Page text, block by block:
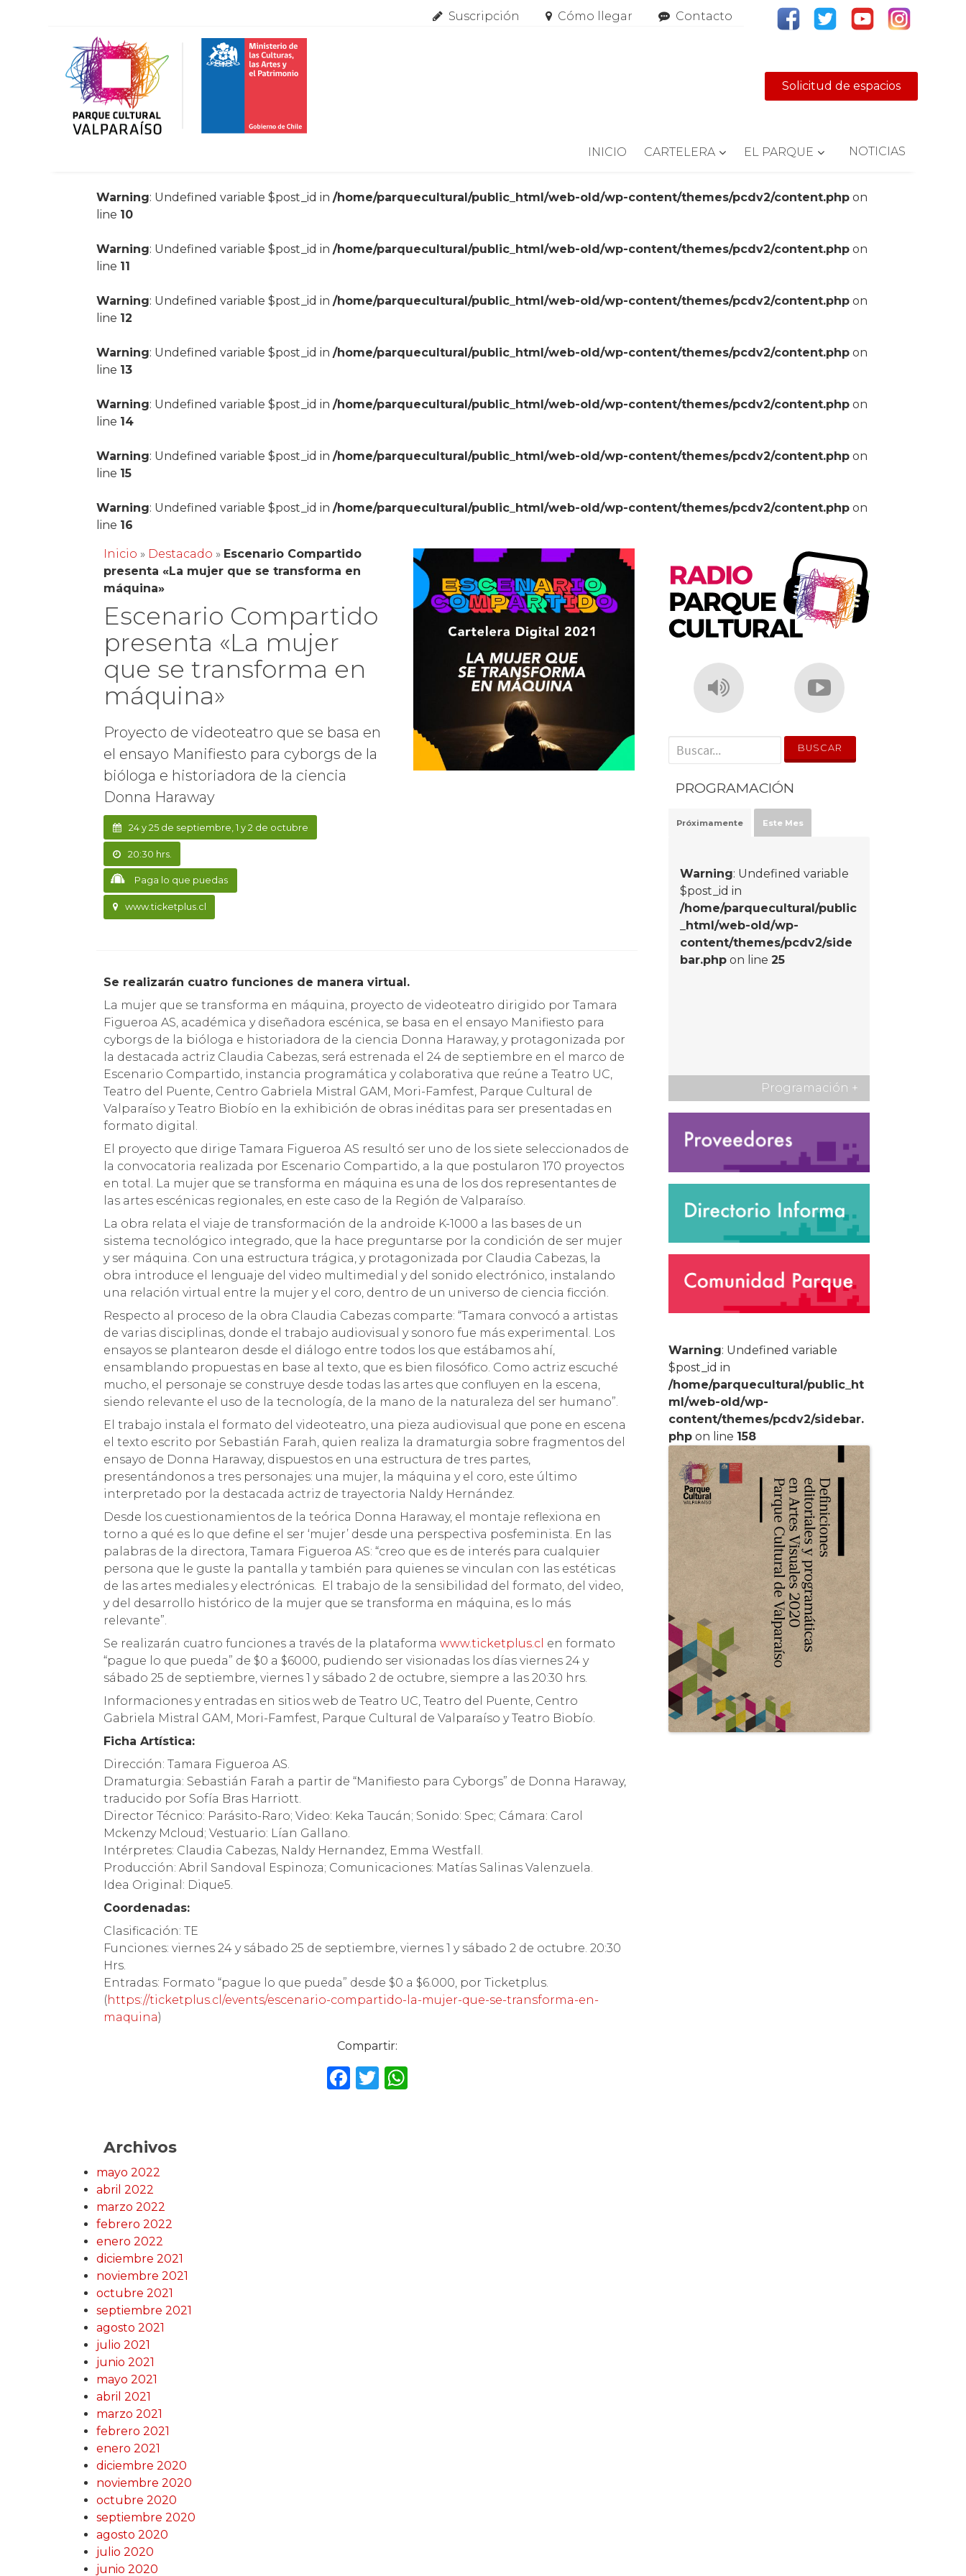
Suscripción Cómo llegar Contacto
Solicitud de espacios
INICIO CARTELERA EL PARQUE NOTICIAS
Warning: Undefined variable $post_id in/home/parquecultural/public_html/web-old/wp-content/themes/pcdv2/content.php on
line 10
Warning: Undefined variable $post_id in/home/parquecultural/public_html/web-old/wp-content/themes/pcdv2/content.php on
line 11
Warning: Undefined variable $post_id in/home/parquecultural/public_html/web-old/wp-content/themes/pcdv2/content.php on
line 12
Warning: Undefined variable $post_id in/home/parquecultural/public_html/web-old/wp-content/themes/pcdv2/content.php on
line 13
Warning: Undefined variable $post_id in/home/parquecultural/public_html/web-old/wp-content/themes/pcdv2/content.php on
line 14
Warning: Undefined variable $post_id in/home/parquecultural/public_html/web-old/wp-content/themes/pcdv2/content.php on
line 15
Warning: Undefined variable $post_id in/home/parquecultural/public_html/web-old/wp-content/themes/pcdv2/content.php on
line 16
Inicio » Destacado » Escenario Compartido
presenta «La mujer que se transforma en
máquina»
Escenario Compartido
presenta «La mujer
que se transforma en
máquina»
Proyecto de videoteatro que se basa en
el ensayo Manifiesto para cyborgs de la
bióloga e historiadora de la ciencia
Donna Haraway
24 y 25 de septiembre, 1 y 2 de octubre
20:30 hrs.
Paga lo que puedas
www.ticketplus.cl
Se realizarán cuatro funciones de manera virtual.
La mujer que se transforma en máquina, proyecto de videoteatro dirigido por Tamara
Figueroa AS, académica y diseñadora escénica, se basa en el ensayo Manifiesto para
cyborgs de la bióloga e historiadora de la ciencia Donna Haraway, y protagonizada por
la destacada actriz Claudia Cabezas, será estrenada el 24 de septiembre en el marco de
Escenario Compartido, instancia programática y colaborativa que reúne a Teatro UC,
Teatro del Puente, Centro Gabriela Mistral GAM, Mori-Famfest, Parque Cultural de
Valparaíso y Teatro Biobío en la exhibición de obras inéditas para ser presentadas en
formato digital.
El proyecto que dirige Tamara Figueroa AS resultó ser uno de los siete seleccionados de
la convocatoria realizada por Escenario Compartido, a la que postularon 170 proyectos
en total. La mujer que se transforma en máquina es una de los dos representantes de
las artes escénicas regionales, en este caso de la Región de Valparaíso.
La obra relata el viaje de transformación de la androide K-1000 a las bases de un
sistema tecnológico integrado, que la hace preguntarse por la condición de ser mujer
y ser máquina. Con una estructura trágica, y protagonizada por Claudia Cabezas, la
obra introduce el lenguaje del video multimedial y del sonido electrónico, instalando
una relación virtual entre la mujer y el coro, dentro de un universo de ciencia ficción.
Respecto al proceso de la obra Claudia Cabezas comparte: “Tamara convocó a artistas
de varias disciplinas, donde el trabajo audiovisual y sonoro fue más experimental. Los
ensayos se plantearon desde el diálogo entre todos los que estábamos ahí,
ensamblando propuestas en base al texto, que es bien filosófico. Como actriz escuché
mucho, el personaje se construye desde todas las artes que confluyen en la escena,
siendo relevante el uso de la tecnología, de la mano de la naturaleza del ser humano”.
El trabajo instala el formato del videoteatro, una pieza audiovisual que pone en escena
el texto escrito por Sebastián Farah, quien realiza la dramaturgia sobre fragmentos del
ensayo de Donna Haraway, dispuestos en una estructura de tres partes,
presentándonos a tres personajes: una mujer, la máquina y el coro, este último
interpretado por la destacada actriz de trayectoria Naldy Hernández.
Desde los cuestionamientos de la teórica Donna Haraway, el montaje reflexiona en
torno a qué es lo que define el ser ‘mujer’ desde una perspectiva posfeminista. En las
palabras de la directora, Tamara Figueroa AS: “creo que es de interés para cualquier
persona que le guste la pantalla y también para quienes se vinculan con las estéticas
de las artes mediales y electrónicas. El trabajo de la sensibilidad del formato, del video,
y del desarrollo histórico de la mujer que se transforma en máquina, es lo más
relevante”.
Se realizarán cuatro funciones a través de la plataformawww.ticketplus.cl en formato
“pague lo que pueda” de $0 a $6000, pudiendo ser visionadas los días viernes 24 y
sábado 25 de septiembre, viernes 1 y sábado 2 de octubre, siempre a las 20:30 hrs.
Informaciones y entradas en sitios web de Teatro UC, Teatro del Puente, Centro
Gabriela Mistral GAM, Mori-Famfest, Parque Cultural de Valparaíso y Teatro Biobío.
Ficha Artística:
Dirección: Tamara Figueroa AS.
Dramaturgia: Sebastián Farah a partir de “Manifiesto para Cyborgs” de Donna Haraway,
traducido por Sofía Bras Harriott.
Director Técnico: Parásito-Raro; Video: Keka Taucán; Sonido: Spec; Cámara: Carol
Mckenzy Mcloud; Vestuario: Lían Gallano.
Intérpretes: Claudia Cabezas, Naldy Hernandez, Emma Westfall.
Producción: Abril Sandoval Espinoza; Comunicaciones: Matías Salinas Valenzuela.
Idea Original: Dique5.
Coordenadas:
Clasificación: TE
Funciones: viernes 24 y sábado 25 de septiembre, viernes 1 y sábado 2 de octubre. 20:30
Hrs.
Entradas: Formato “pague lo que pueda” desde $0 a $6.000, por Ticketplus.
(https://ticketplus.cl/events/escenario-compartido-la-mujer-que-se-transforma-en-
maquina)
Compartir:
F T W
' . __('Search for:') . '
PROGRAMACIÓN
Próximamente Este Mes
Warning: Undefined variable
$post_id in
/home/parquecultural/public
_html/web-old/wp-
content/themes/pcdv2/side
bar.php on line25
Programación +
Warning: Undefined variable
$post_id in
/home/parquecultural/public_ht
ml/web-old/wp-
content/themes/pcdv2/sidebar.
php on line 158
Archivos
mayo 2022
abril 2022
marzo 2022
febrero 2022
enero 2022
diciembre 2021
noviembre 2021
octubre 2021
septiembre 2021
agosto 2021
julio 2021
junio 2021
mayo 2021
abril 2021
marzo 2021
febrero 2021
enero 2021
diciembre 2020
noviembre 2020
octubre 2020
septiembre 2020
agosto 2020
julio 2020
junio 2020